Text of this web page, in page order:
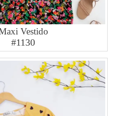
Vestido
#1130